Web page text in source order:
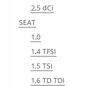
2,5 dCi
SEAT
1,0
1,4 TFSI
1,5 TSI
1,6 TD TDI